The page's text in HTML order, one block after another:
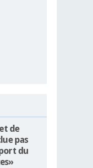
de
pas
du